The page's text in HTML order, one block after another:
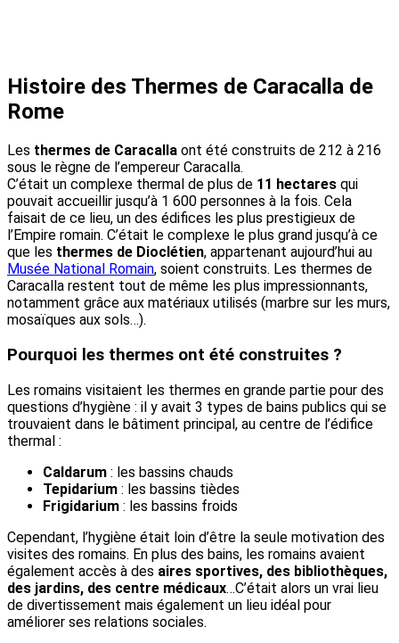
Histoire des Thermes de Caracalla de
Rome
Les thermes de Caracalla ont été construits de 212 à 216
sous le règne de l’empereur Caracalla.
C’était un complexe thermal de plus de 11 hectares qui
pouvait accueillir jusqu’à 1 600 personnes à la fois. Cela
faisait de ce lieu, un des édifices les plus prestigieux de
l’Empire romain. C’était le complexe le plus grand jusqu’à ce
que les thermes de Dioclétien, appartenant aujourd’hui au
Musée National Romain, soient construits. Les thermes de
Caracalla restent tout de même les plus impressionnants,
notamment grâce aux matériaux utilisés (marbre sur les murs,
mosaïques aux sols…).
Pourquoi les thermes ont été construites ?
Les romains visitaient les thermes en grande partie pour des
questions d’hygiène : il y avait 3 types de bains publics qui se
trouvaient dans le bâtiment principal, au centre de l’édifice
thermal :
Caldarum : les bassins chauds
Tepidarium : les bassins tièdes
Frigidarium : les bassins froids
Cependant, l’hygiène était loin d’être la seule motivation des
visites des romains. En plus des bains, les romains avaient
également accès à des aires sportives, des bibliothèques,
des jardins, des centre médicaux…C’était alors un vrai lieu
de divertissement mais également un lieu idéal pour
améliorer ses relations sociales.